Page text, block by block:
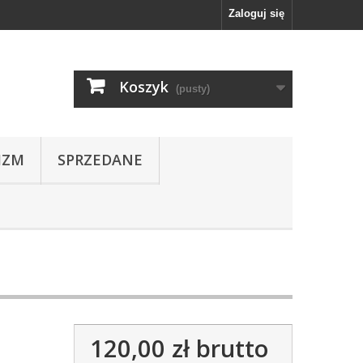
Zaloguj się
Koszyk (pusty)
SPRZEDANE
120,00 złbrutto